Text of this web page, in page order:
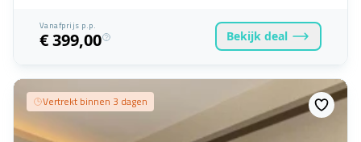
Vanafprijs p.p.
€ 399,00 Bekijk deal
Vertrekt binnen 3 dagen